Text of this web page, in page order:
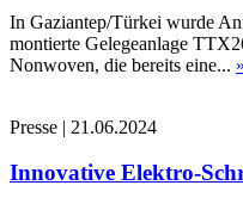
In Gaziantep/Türkei wurde
montierte Gelegeanlage
Nonwoven, die bereits eine...
Presse | 21.06.2024
Innovative Elektro-